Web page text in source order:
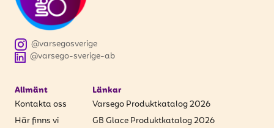
@varsego-sverige-ab
@varsegosverige
Allmänt
Kontakta oss
Här finns vi
Länkar
Varsego Produktkatalog 2026
GB Glace Produktkatalog 2026